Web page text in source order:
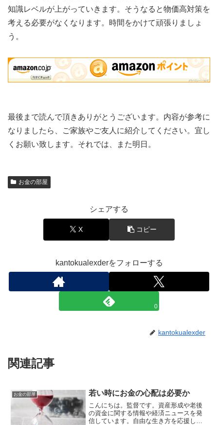
知識レベルが上がっていきます。そうなると物価高対策を
考える必要がなくなります。時間をかけて頑張りましょ
う。
最後まで読んで頂きありがとうございます。内容が参考に
なりましたら、ご家族やご友人に紹介してください。宜し
くお願い致します。それでは、また明日。
お金の部屋
シェアする
X コピー
kantokualexderをフォローする
0
kantokualexder
関連記事
お金の部屋 若い時にお金の心配は必要か
こんにちは。監督です。資産形成や老後
の資金に関する情報や経済ニュースを発
信しています。自由な生き方を応援して